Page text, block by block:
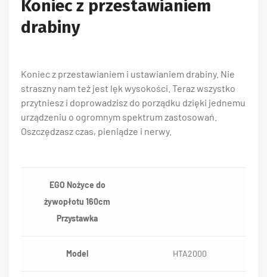
Koniec z przestawianiem
drabiny
Koniec z przestawianiem i ustawianiem drabiny. Nie
straszny nam też jest lęk wysokości. Teraz wszystko
przytniesz i doprowadzisz do porządku dzięki jednemu
urządzeniu o ogromnym spektrum zastosowań.
Oszczędzasz czas, pieniądze i nerwy.
EGO Nożyce do
żywopłotu 160cm
Przystawka
Model HTA2000